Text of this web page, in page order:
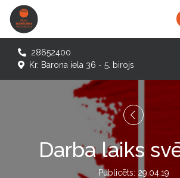
28652400
Kr. Barona iela 36 - 5. birojs
Darba laiks
Publicēts: 29.04.19